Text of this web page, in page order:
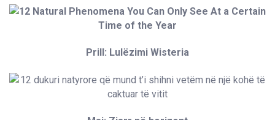
Prill: Lulëzimi Wisteria